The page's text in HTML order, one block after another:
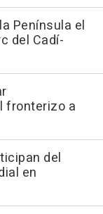
Península el
del Cadí-
fronterizo a
del
en